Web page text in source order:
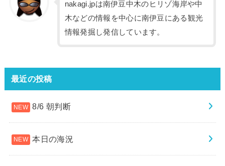
nakagi.jpは南伊豆中木のヒリゾ海岸や中
木などの情報を中心に南伊豆にある観光
情報発掘し発信しています。
最近の投稿
8/6 朝判断
本日の海況